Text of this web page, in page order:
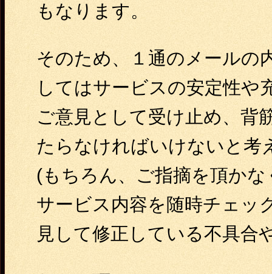
もなります。
そのため、１通のメールの
してはサービスの安定性や
ご意見として受け止め、背
たらなければいけないと考
(もちろん、ご指摘を頂か
サービス内容を随時チェッ
見して修正している不具合